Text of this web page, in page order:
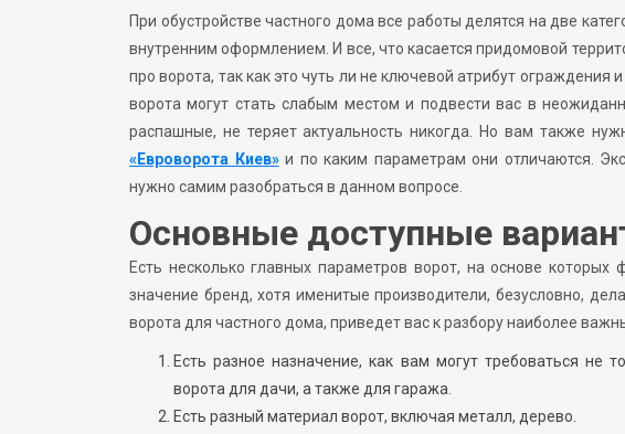
При обустройстве частного дома все работы делятся на две
внутренним оформлением. И все, что касается придомовой
про ворота, так как это чуть ли не ключевой атрибут
ворота могут стать слабым местом и подвести вас в
распашные, не теряет актуальность никогда. Но вам также
«Евроворота Киев»и по каким параметрам они отличаются.
нужно самим разобраться в данном вопросе.
Основные доступные
Есть несколько главных параметров ворот, на основе
значение бренд, хотя именитые производители, безусловно,
ворота для частного дома, приведет вас к разбору наиболее
Есть разное назначение, как вам могут требоваться не
ворота для дачи, а также для гаража.
Есть разный материал ворот, включая металл, дерево.